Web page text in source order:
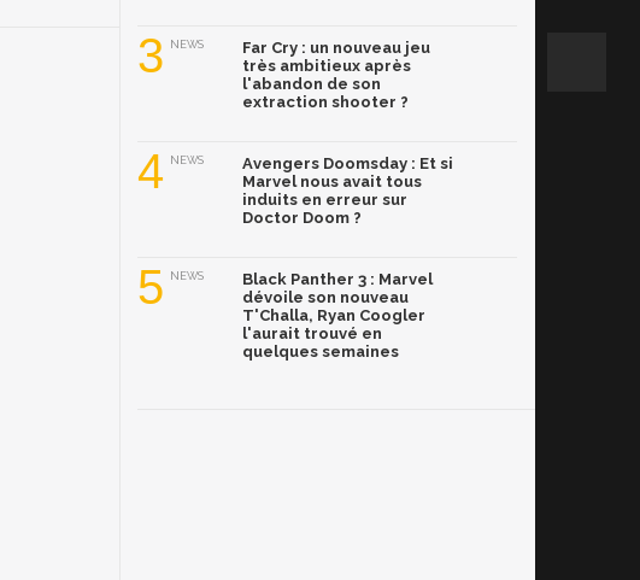
3 NEWS
Far Cry : un nouveau jeu
très ambitieux après
l'abandon de son
extraction shooter ?
4 NEWS
Avengers Doomsday : Et si
Marvel nous avait tous
induits en erreur sur
Doctor Doom ?
5 NEWS
Black Panther 3 : Marvel
dévoile son nouveau
T'Challa, Ryan Coogler
l'aurait trouvé en
quelques semaines